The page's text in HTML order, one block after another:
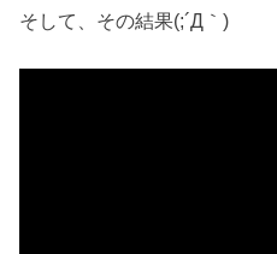
そして、その結果(;´Д｀)